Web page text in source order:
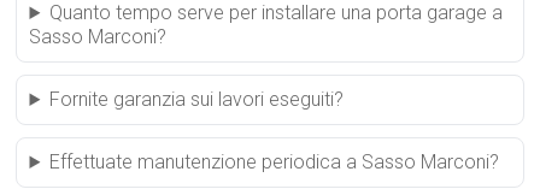
Quanto tempo serve per installare una porta garage a
Sasso Marconi?
Fornite garanzia sui lavori eseguiti?
Effettuate manutenzione periodica a Sasso Marconi?